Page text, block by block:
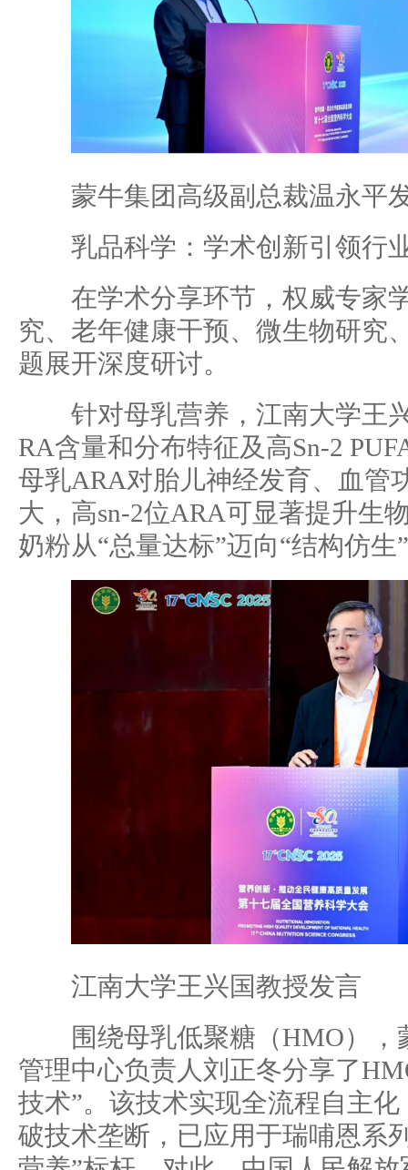
蒙牛集团高级副总裁温永平
乳品科学：学术创新引领行
在学术分享环节，权威专家
究、老年健康干预、微生物研究
题展开深度研讨。
针对母乳营养，江南大学王
RA含量和分布特征及高Sn-2
母乳ARA对胎儿神经发育、血管
大，高sn-2位ARA可显著提升生
奶粉从“总量达标”迈向“结构仿生
江南大学王兴国教授发言
围绕母乳低聚糖（HMO），
管理中心负责人刘正冬分享了
技术”。该技术实现全流程自主
破技术垄断，已应用于瑞哺恩系